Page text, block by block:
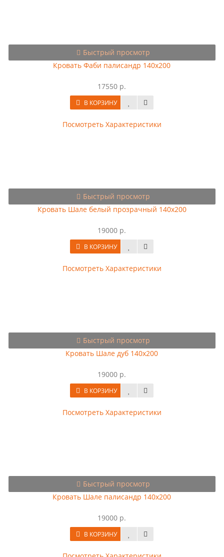
Быстрый просмотр
Кровать Фаби палисандр 140х200
17550 р.
В КОРЗИНУ
Посмотреть Характеристики
Быстрый просмотр
Кровать Шале белый прозрачный 140х200
19000 р.
В КОРЗИНУ
Посмотреть Характеристики
Быстрый просмотр
Кровать Шале дуб 140х200
19000 р.
В КОРЗИНУ
Посмотреть Характеристики
Быстрый просмотр
Кровать Шале палисандр 140х200
19000 р.
В КОРЗИНУ